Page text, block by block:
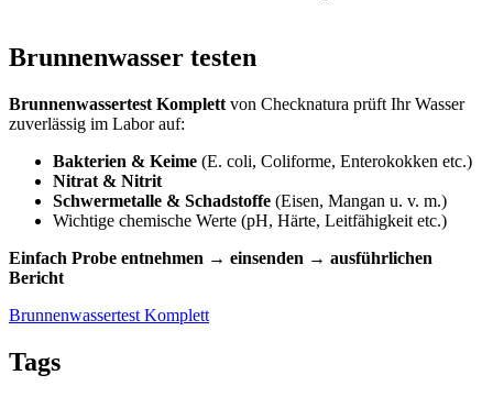
Brunnenwasser testen
Brunnenwassertest Komplett von Checknatura prüft Ihr Wasser
zuverlässig im Labor auf:
Bakterien & Keime (E. coli, Coliforme, Enterokokken etc.)
Nitrat & Nitrit
Schwermetalle & Schadstoffe (Eisen, Mangan u. v. m.)
Wichtige chemische Werte (pH, Härte, Leitfähigkeit etc.)
Einfach Probe entnehmen → einsenden → ausführlichen
Bericht
Brunnenwassertest Komplett
Tags